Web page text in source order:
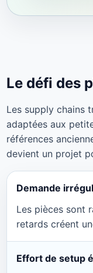
Le défi des
Les supply chains
adaptées aux
références
devient un projet
Demande
Les pièces sont
retards créent
Effort de setup